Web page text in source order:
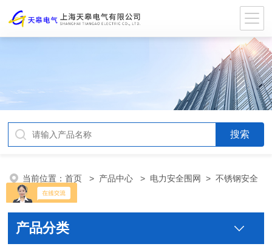
当前位置：首页 > 产品中心 > 电力安全围网 >不锈钢安全
围栏
产品分类